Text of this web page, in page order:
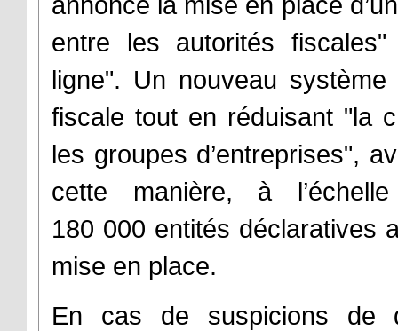
entre les autorités
ligne". Un nouveau
fiscale tout en réduisant "la
les groupes d’entreprises",
cette manière, à
180 000 entités déclaratives
mise en place.
En cas de suspicions de